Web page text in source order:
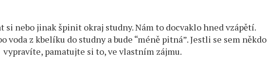
si nebo jinak špinit okraj studny. Nám to docvaklo hned vzápětí.
voda z kbelíku do studny a bude “méně pitná”. Jestli se sem někdo
vypravíte, pamatujte si to, ve vlastním zájmu.